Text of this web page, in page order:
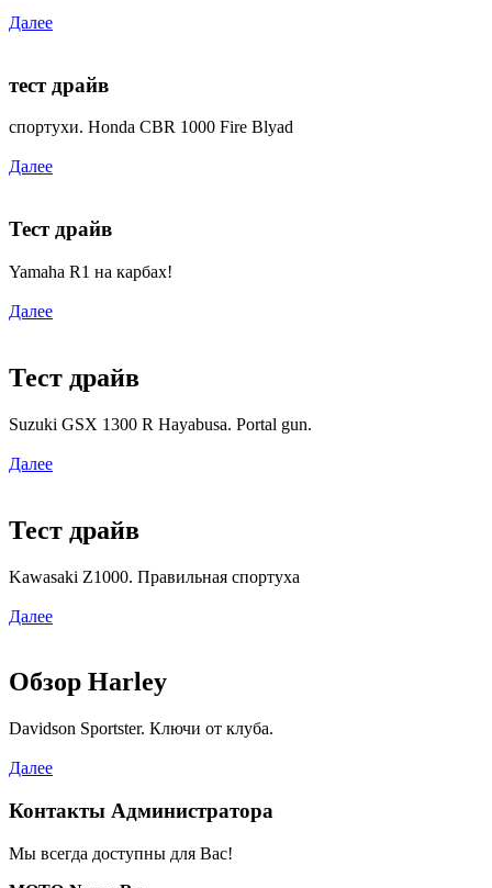
Далее
тест драйв
спортухи. Honda CBR 1000 Fire Blyad
Далее
Тест драйв
Yamaha R1 на карбах!
Далее
Тест драйв
Suzuki GSX 1300 R Hayabusa. Portal gun.
Далее
Тест драйв
Kawasaki Z1000. Правильная спортуха
Далее
Обзор Harley
Davidson Sportster. Ключи от клуба.
Далее
Контакты Администратора
Мы всегда доступны для Вас!